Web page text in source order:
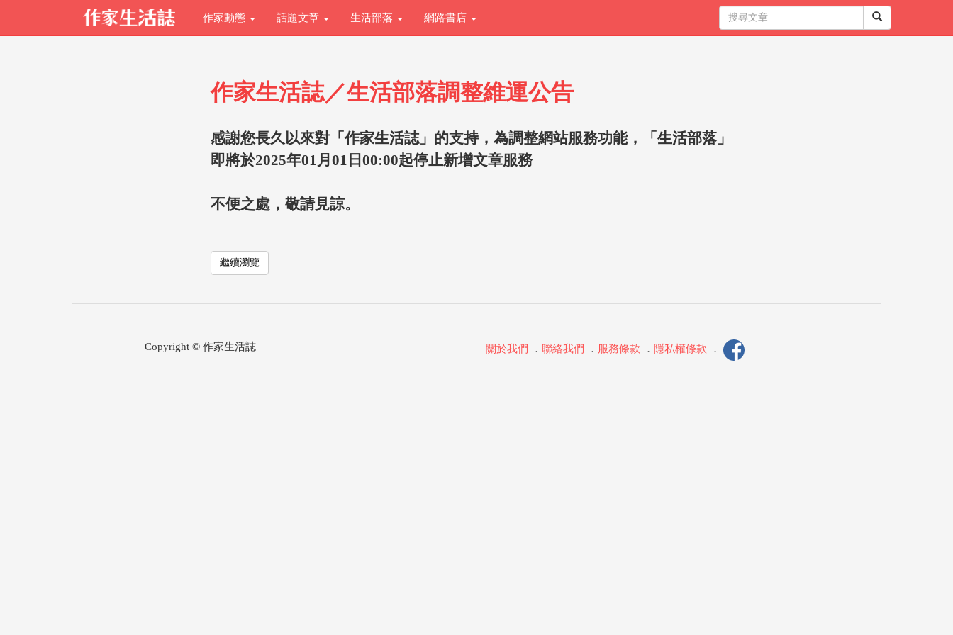
作家動態 話題文章 生活部落 網路書店
作家生活誌／生活部落調整維運公告
感謝您長久以來對「作家生活誌」的支持，為調整網站服務功能，「生活部落」
即將於2025年01月01日00:00起停止新增文章服務
不便之處，敬請見諒。
繼續瀏覽
Copyright © 作家生活誌 關於我們 ． 聯絡我們 ． 服務條款 ． 隱私權條款 ．